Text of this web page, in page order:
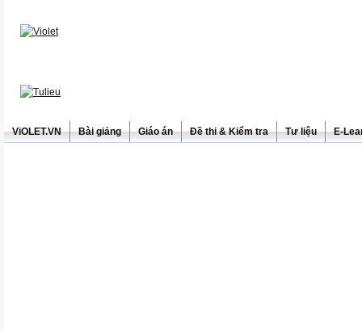
ViOLET.VN Bài giảng Giáo án Đề thi & Kiểm tra Tư liệu E-